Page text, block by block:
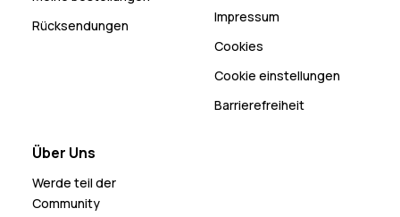
Rücksendungen
Impressum
Cookies
Cookie einstellungen
Barrierefreiheit
Über Uns
Werde teil der
Community